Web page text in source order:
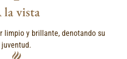
la vista
limpio y brillante, denotando su
juventud.